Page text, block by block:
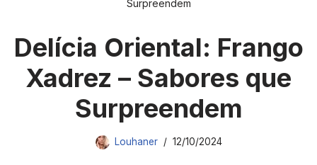
Surpreendem
Delícia Oriental: Frango
Xadrez – Sabores que
Surpreendem
Louhaner 12/10/2024